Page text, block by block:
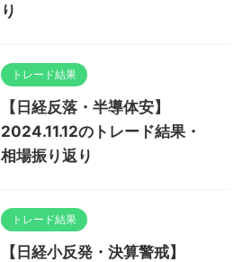
り
トレード結果
【日経反落・半導体安】
2024.11.12のトレード結果・
相場振り返り
トレード結果
【日経小反発・決算警戒】